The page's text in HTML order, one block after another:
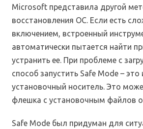
Microsoft представила другой
восстановления ОС. Если есть
включением, встроенный
автоматически пытается найти
устранить ее. При проблеме с
способ запустить Safe Mode – это
установочный носитель. Это
флешка с установочным файлов
Safe Mode был придуман для